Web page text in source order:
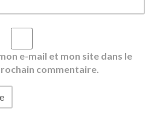
e-mail et mon site dans le
commentaire.